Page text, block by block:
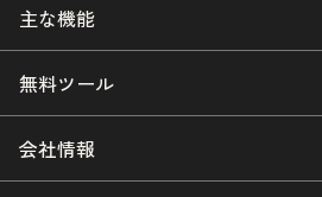
主な機能
無料ツール
会社情報